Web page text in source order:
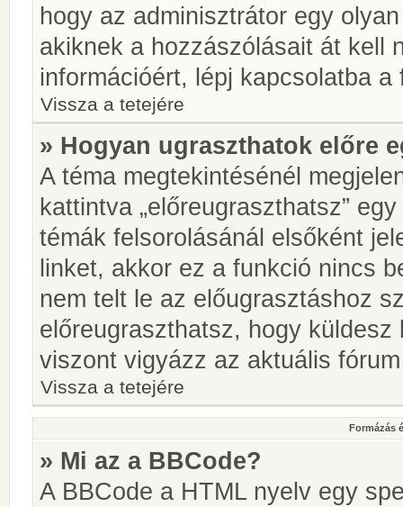
hogy az adminisztrátor egy
akiknek a hozzászólásait át kell
információért, lépj kapcsolatba
Vissza a tetejére
» Hogyan ugraszthatok előre
A téma megtekintésénél
kattintva „előreugraszthatsz”
témák felsorolásánál elsőként
linket, akkor ez a funkció nincs
nem telt le az előugrasztáshoz
előreugraszthatsz, hogy
viszont vigyázz az aktuális
Vissza a tetejére
Formázás
» Mi az a BBCode?
A BBCode a HTML nyelv egy